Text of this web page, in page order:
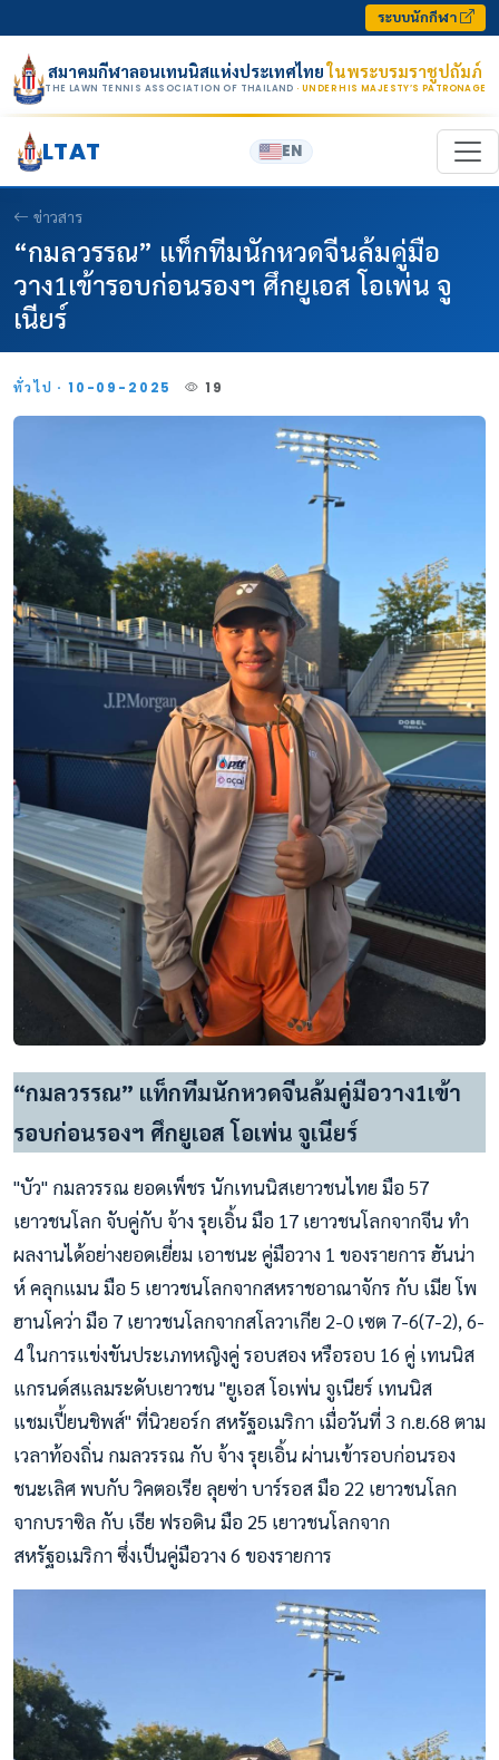
ระบบนักกีฬา
สมาคมกีฬาลอนเทนนิสแห่งประเทศไทยในพระบรมราชูปถัมภ์
THE LAWN TENNIS ASSOCIATION OF THAILAND · UNDER HIS MAJESTY’S PATRONAGE
LTAT EN
ข่าวสาร
“กมลวรรณ” แท็กทีมนักหวดจีนล้มคู่มือ
วาง1เข้ารอบก่อนรองฯ ศึกยูเอส โอเพ่น จู
เนียร์
ทั่วไป · 10-09-2025 19
“กมลวรรณ” แท็กทีมนักหวดจีนล้มคู่มือวาง1เข้า
รอบก่อนรองฯ ศึกยูเอส โอเพ่น จูเนียร์
"บัว" กมลวรรณ ยอดเพ็ชร นักเทนนิสเยาวชนไทย มือ 57
เยาวชนโลก จับคู่กับ จ้าง รุยเอิ้น มือ 17 เยาวชนโลกจากจีน ทำ
ผลงานได้อย่างยอดเยี่ยม เอาชนะ คู่มือวาง 1 ของรายการ ฮันน่า
ห์ คลุกแมน มือ 5 เยาวชนโลกจากสหราชอาณาจักร กับ เมีย โพ
ฮานโคว่า มือ 7 เยาวชนโลกจากสโลวาเกีย 2-0 เซต 7-6(7-2), 6-
4 ในการแข่งขันประเภทหญิงคู่ รอบสอง หรือรอบ 16 คู่ เทนนิส
แกรนด์สแลมระดับเยาวชน "ยูเอส โอเพ่น จูเนียร์ เทนนิส
แชมเปี้ยนชิพส์" ที่นิวยอร์ก สหรัฐอเมริกา เมื่อวันที่ 3 ก.ย.68 ตาม
เวลาท้องถิ่น กมลวรรณ กับ จ้าง รุยเอิ้น ผ่านเข้ารอบก่อนรอง
ชนะเลิศ พบกับ วิคตอเรีย ลุยซ่า บาร์รอส มือ 22 เยาวชนโลก
จากบราซิล กับ เธีย ฟรอดิน มือ 25 เยาวชนโลกจาก
สหรัฐอเมริกา ซึ่งเป็นคู่มือวาง 6 ของรายการ